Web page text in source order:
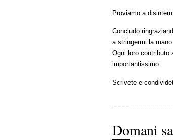
Proviamo a
Concludo
a stringermi la
Ogni loro contributo
importantissimo.
Scrivete e
Domani